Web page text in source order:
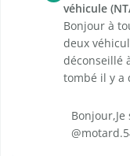
véhicule
Bonjour à
deux
déconseillé
tombé il y a